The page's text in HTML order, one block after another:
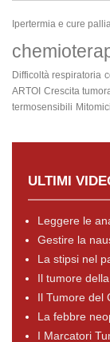
Ipertermia e cure
Difficoltà respiratoria
ARTOI Crescita
termosensibili
ULTIMI
Leggere le
Gestire la
La stipsi nel
Il tumore
Il Tumore del
La febbre
I Marcatori